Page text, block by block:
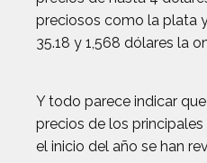
preciosos como la plata
35.18 y 1,568 dólares la
Y todo parece indicar
precios de los
el inicio del año se han